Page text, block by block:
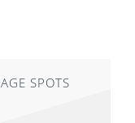
SPOTS